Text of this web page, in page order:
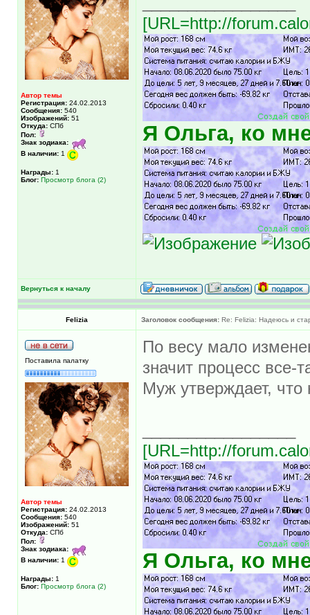
Автор темы
Регистрация: 24.02.2013
Сообщения: 540
Изображений: 51
Откуда: СПб
Пол:
Знак зодиака:
В наличии: 1
Награды: 1
Блог: Просмотр блога (2)
[URL=http://
Я Ольга, ко
Вернуться к началу
Felizia Заголовок сообщения: Re: Felizia: Надеюсь и
Поставила палатку
Автор темы
Регистрация: 24.02.2013
Сообщения: 540
Изображений: 51
Откуда: СПб
Пол:
Знак зодиака:
В наличии: 1
Награды: 1
Блог: Просмотр блога (2)
По весу мало
значит процесс все-
Муж утверждает, что
[URL=http://
Я Ольга, ко